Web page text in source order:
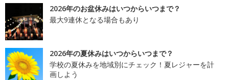
2026年のお盆休みはいつからいつまで？
最大9連休となる場合もあり
2026年の夏休みはいつからいつまで？
学校の夏休みを地域別にチェック！夏レジャーを計
画しよう